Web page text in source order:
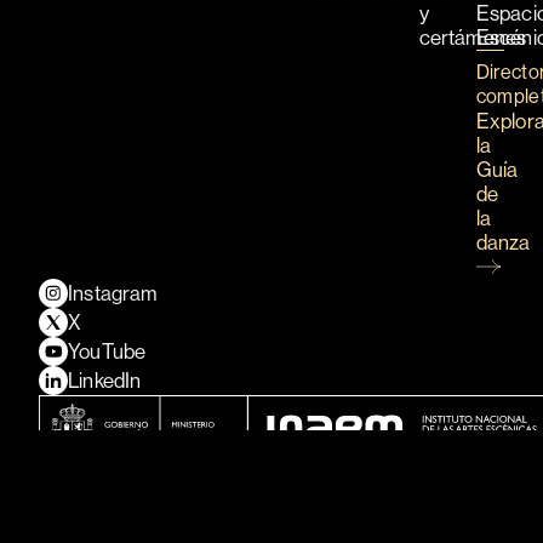
y
certámenes
la
Guía
de
la
danza
Instagram
X
YouTube
LinkedIn